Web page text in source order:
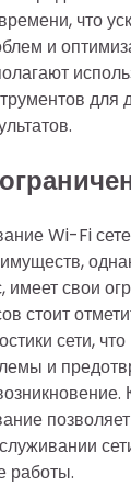
что
и
для
Wi-Fi
имеет свои
стоит
сети,
и
работы.